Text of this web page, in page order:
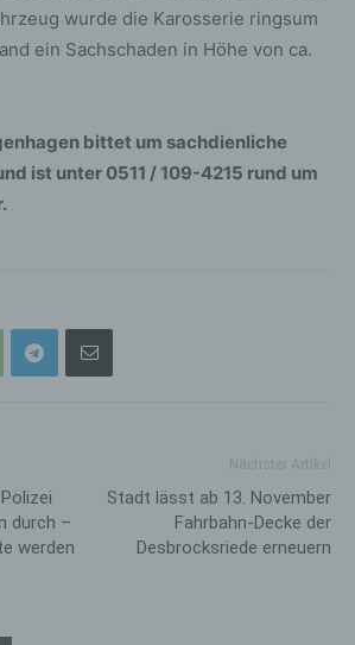
wurde die Karosserie ringsum
ein Sachschaden in Höhe von ca.
bittet um sachdienliche
ist unter 0511 / 109-4215 rund um
durch –
werden
Stadt lässt ab 13. November
Fahrbahn-Decke der
Desbrocksriede erneuern